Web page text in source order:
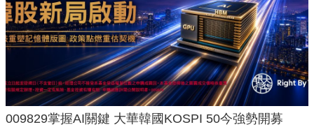
009829掌握AI關鍵 大華韓國KOSPI 50今強勢開募